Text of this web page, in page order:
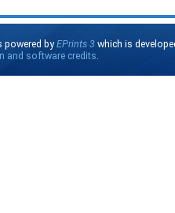
powered byEPrints 3 which is
and software credits.